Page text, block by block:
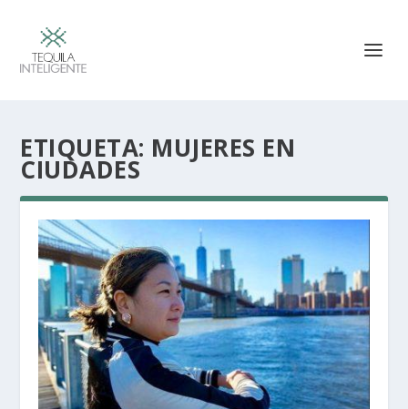
ETIQUETA: MUJERES EN
CIUDADES